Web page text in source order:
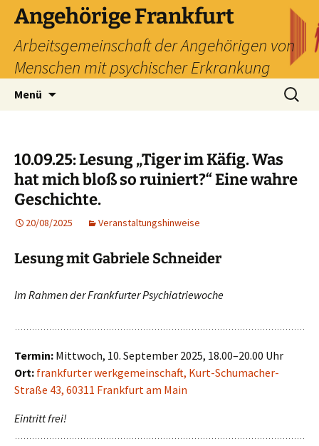
Zum
Inhalt
springen
Angehörige Frankfurt
Arbeitsgemeinschaft der Angehörigen von
Menschen mit psychischer Erkrankung
Menü
Suchen
nach:
10.09.25: Lesung „Tiger im Käfig. Was
hat mich bloß so ruiniert?“ Eine wahre
Geschichte.
20/08/2025 Veranstaltungshinweise
Lesung mit Gabriele Schneider
Im Rahmen der Frankfurter Psychiatriewoche
Termin: Mittwoch, 10. September 2025, 18.00–20.00 Uhr
Ort: frankfurter werkgemeinschaft, Kurt-Schumacher-
Straße 43, 60311 Frankfurt am Main
Eintritt frei!